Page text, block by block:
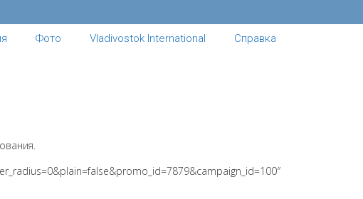
Фото Vladivostok International Справка